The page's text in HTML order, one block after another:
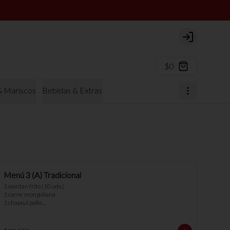
Login
$0
Mariscos Bebidas & Extras
Menú 3 (A) Tradicional
1 wantan frito (10 uds.)
1 carne mongoliana
1 chapsui pollo